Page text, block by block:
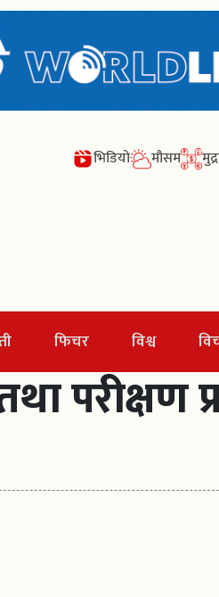
भिडियो मौसम
फिचर विश्व
परीक्षण